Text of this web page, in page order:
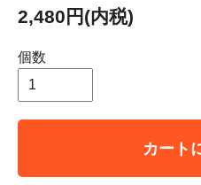
2,480円(内税)
個数
カート